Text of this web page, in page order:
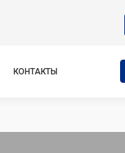
КОНТАКТЫ